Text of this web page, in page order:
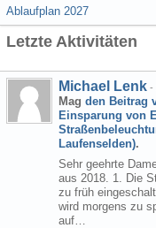
Ablaufplan 2027
Letzte Aktivitäten
Michael Lenk -
Mag den Beitrag
Einsparung von
Laufenselden).
Sehr geehrte
aus 2018. 1. Die
zu früh
wird morgens zu
auf…